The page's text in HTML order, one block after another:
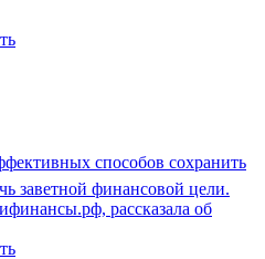
способов сохранить
заветной финансовой цели.
рассказала об